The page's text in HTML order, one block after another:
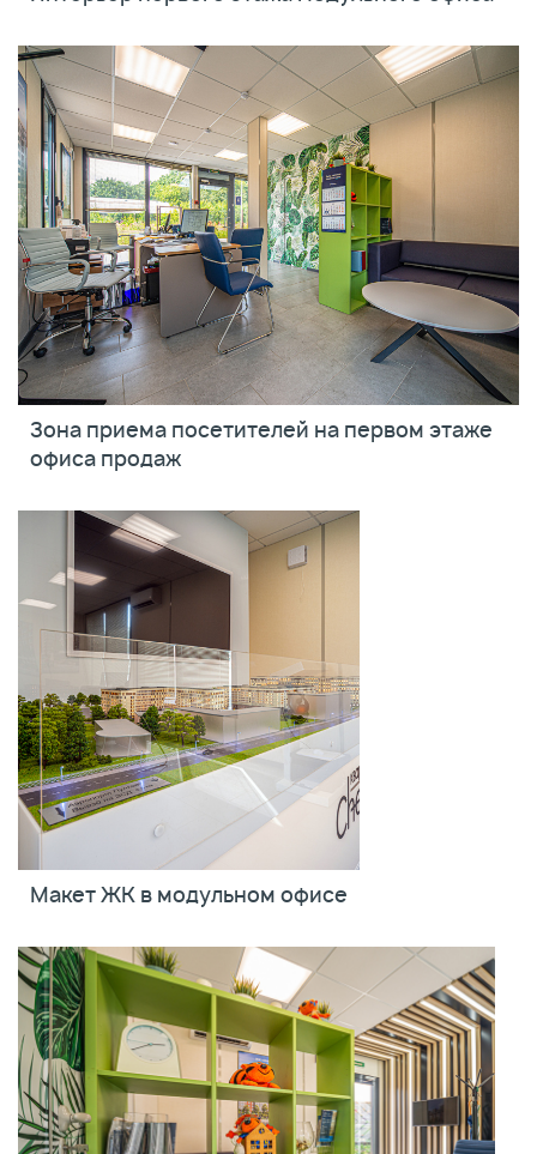
Зона приема посетителей на первом этаже
офиса продаж
Макет ЖК в модульном офисе